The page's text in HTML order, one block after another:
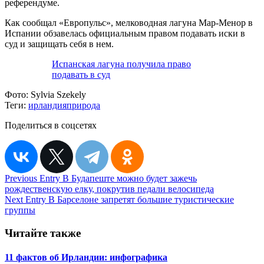
референдуме.
Как сообщал «Европульс», мелководная лагуна Мар-Менор в
Испании обзавелась официальным правом подавать иски в
суд и защищать себя в нем.
Испанская лагуна получила право
подавать в суд
Фото: Sylvia Szekely
Теги: ирландияприрода
Поделиться в соцсетях
Навигация
по
записям
Previous Entry В Будапеште можно будет зажечь
рождественскую елку, покрутив педали велосипеда
Next Entry В Барселоне запретят большие туристические
группы
Читайте также
11 фактов об Ирландии: инфографика